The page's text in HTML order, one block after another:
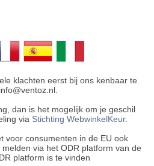
klachten eerst bij ons kenbaar te
dan is het mogelijk om je geschil
via Stichting WebwinkelKeur.
voor consumenten in de EU ook
via het ODR platform van de
platform is te vinden